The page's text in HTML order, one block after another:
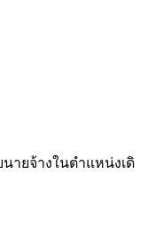
ายจ้างในตำแหน่งเดิ